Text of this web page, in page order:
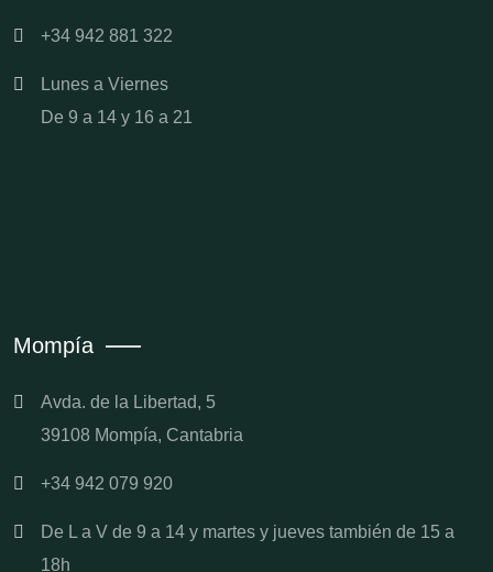
+34 942 881 322
Lunes a Viernes
De 9 a 14 y 16 a 21
Mompía
Avda. de la Libertad, 5
39108 Mompía, Cantabria
+34 942 079 920
De L a V de 9 a 14 y martes y jueves también de 15 a
18h